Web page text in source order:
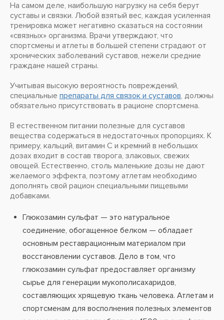
На самом деле, наибольшую нагрузку на себя берут
суставы и связки. Любой взятый вес, каждая усиленная
тренировка может негативно сказаться на состоянии
«связных» организма. Врачи утверждают, что
спортсмены и атлеты в большей степени страдают от
хронических заболеваний суставов, нежели средние
граждане нашей страны.
Учитывая высокую вероятность повреждений,
специальные препараты для связок и суставов, должны
обязательно присутствовать в рационе спортсмена.
В естественном питании полезные для суставов
вещества содержаться в недостаточных пропорциях. К
примеру, кальций, витамин С и кремний в небольших
дозах входит в состав творога, злаковых, свежих
овощей. Естественно, столь маленькие дозы не дают
желаемого эффекта, поэтому атлетам необходимо
дополнять свой рацион специальными пищевыми
добавками.
Глюкозамин сульфат — это натуральное
соединение, обогащенное белком — обладает
основным реставрационным материалом при
восстановлении суставов. Дело в том, что
глюкозамин сульфат предоставляет организму
сырье для генерации мукополисахаридов,
составляющих хрящевую ткань человека. Атлетам и
спортсменам для восполнения полезных элементов